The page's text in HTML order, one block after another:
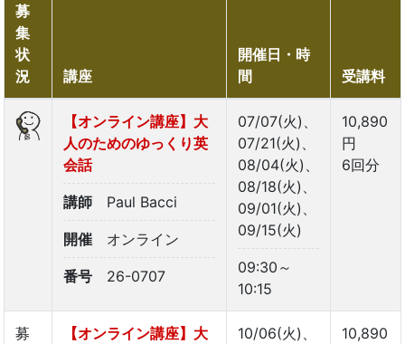
募
集
状
況
講座
開催日・時
間
受講料
【オンライン講座】大
人のためのゆっくり英
会話
講師 Paul Bacci
開催 オンライン
番号 26-0707
07/07(火)、
07/21(火)、
08/04(火)、
08/18(火)、
09/01(火)、
09/15(火)
09:30～
10:15
10,890
円
6回分
募
【オンライン講座】大
10/06(火)、
10,890